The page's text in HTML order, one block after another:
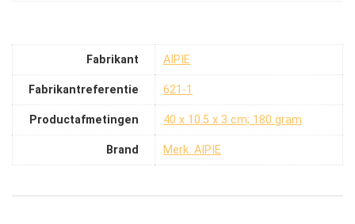
Fabrikant ‎AIPIE
Fabrikantreferentie ‎621-1
Productafmetingen ‎40 x 10.5 x 3 cm; 180 gram
Brand Merk: AIPIE